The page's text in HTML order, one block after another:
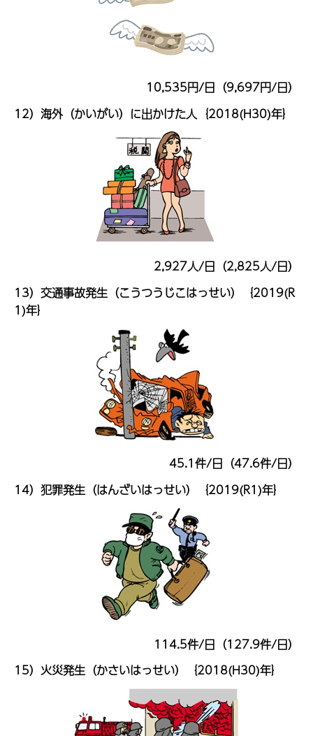
10,535円/日（9,697円/日）
12）海外（かいがい）に出かけた人｛2018(H30)年｝
2,927人/日（2,825人/日）
13）交通事故発生（こうつうじこはっせい）｛2019(R
1)年｝
45.1件/日（47.6件/日）
14）犯罪発生（はんざいはっせい）｛2019(R1)年｝
114.5件/日（127.9件/日）
15）火災発生（かさいはっせい）｛2018(H30)年｝